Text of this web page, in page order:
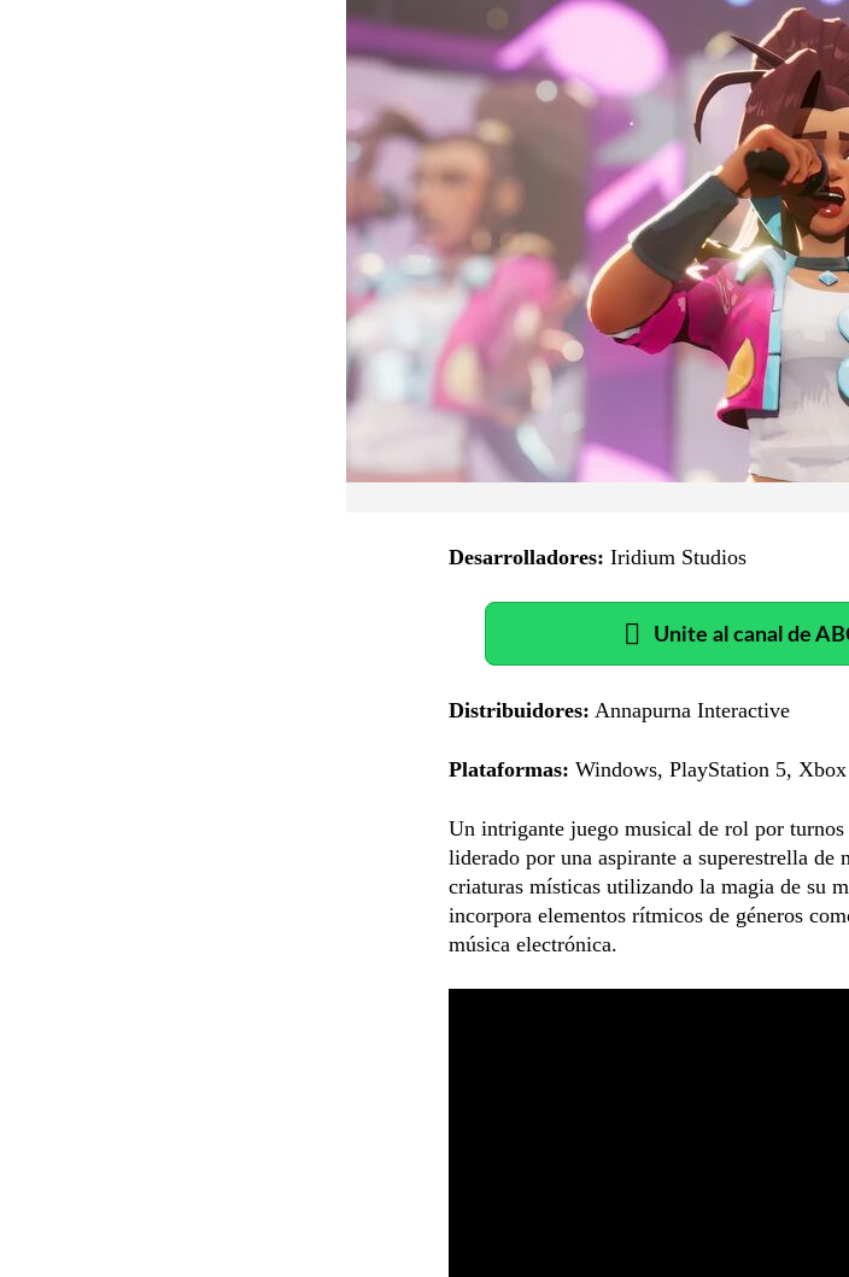
Desarrolladores: Iridium Studios
Unite al canal de
Distribuidores: Annapurna Interactive
Plataformas: Windows, PlayStation 5,
Un intrigante juego musical de rol por
liderado por una aspirante a superestrella de
criaturas místicas utilizando la magia de su
incorpora elementos rítmicos de géneros
música electrónica.